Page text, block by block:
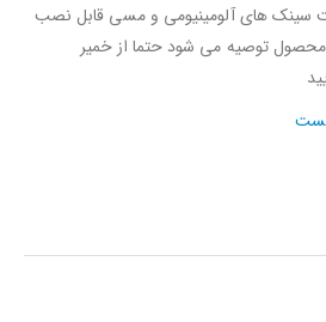
سینک های آلومینیومی و مسی قابل نصب
توصیه می شود حتما از خمیر